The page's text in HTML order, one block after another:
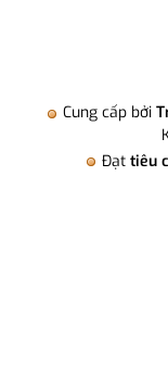
Cung cấp bởi
Đạt tiêu